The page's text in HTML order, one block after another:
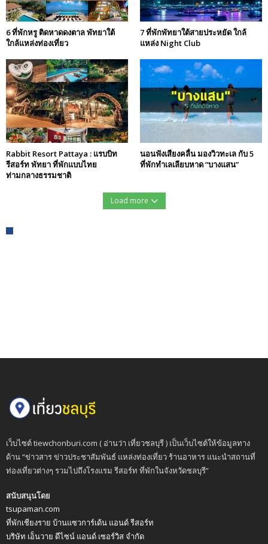
6 ที่พักหรู ติดหาดดงตาล พัทยาใต้
ใกล้แหล่งท่องเที่ยว
7 ที่พักพัทยาใต้สายประหยัด ใกล้
แหล่ง Night Club
Rabbit Resort Pattaya : แรบบิท
รีสอร์ท พัทยา ที่พักแบบไทย
ท่ามกลางธรรมชาติ
นอนฟังเสียงคลื่น มองวิวทะเล กับ 5
ที่พักทำเลเลียบหาด “บางแสน”
Load more
เว็บไซต์ tiewchonburi.com ( อ่านว่า เที่ยวชลบุรี ) เป็นเว็บไซต์ให้ข้อมูลทาง
ด้าน “ข่าวสาร ข่าวประชาสัมพันธ์ แหล่งท่องเที่ยว ร้านอาหาร แนะนำสถานที่
ท่องเที่ยวต่างๆ รวมไปถึงโรงแรม รีสอร์ท ที่พักในจังหวัดชลบุรี”
สนับสนุนโดย
tsupaman.com
ที่พักเชียงราย บ้านแซวการ์เด้น แอนด์ รีสอร์ท
บริษัท เอ็นวาย ดีไซน์ แอนด์ เซอร์วิส จำกัด